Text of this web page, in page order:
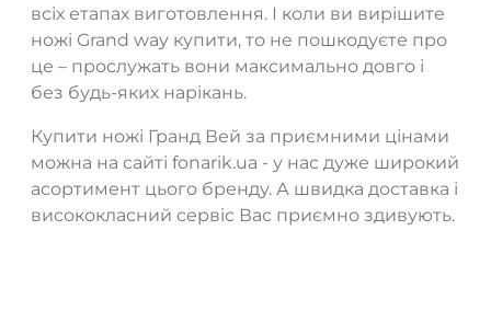
всіх етапах виготовлення. І коли ви вирішите
ножі Grand way купити, то не пошкодуєте про
це – прослужать вони максимально довго і
без будь-яких нарікань.
Купити ножі Гранд Вей за приємними цінами
можна на сайті fonarik.ua - у нас дуже широкий
асортимент цього бренду. А швидка доставка і
висококласний сервіс Вас приємно здивують.